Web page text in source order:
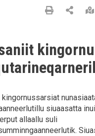
siuaasatta
allaallu suli